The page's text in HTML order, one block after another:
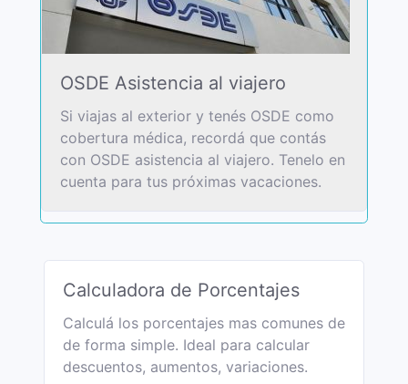
OSDE Asistencia al viajero
Si viajas al exterior y tenés OSDE como
cobertura médica, recordá que contás
con OSDE asistencia al viajero. Tenelo en
cuenta para tus próximas vacaciones.
Calculadora de Porcentajes
Calculá los porcentajes mas comunes de
de forma simple. Ideal para calcular
descuentos, aumentos, variaciones.